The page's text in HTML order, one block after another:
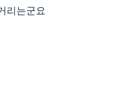
리는군요